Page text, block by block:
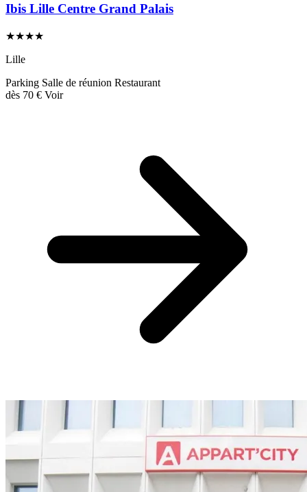
Ibis Lille Centre Grand Palais
★★★★
Lille
Parking Salle de réunion Restaurant
dès 70 € Voir